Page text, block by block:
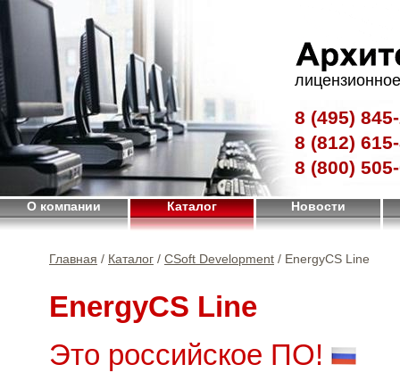
8 (495)
8 (812)
8 (800)
О компании Каталог Новости
Главная / Каталог / CSoft Development / EnergyCS Line
EnergyCS Line
Это российское ПО!